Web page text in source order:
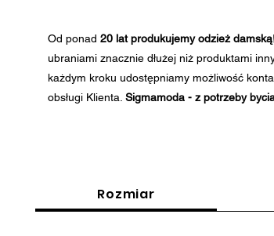
Od ponad 20 lat produkujemy odzież damską
ubraniami znacznie dłużej niż produktami
każdym kroku udostępniamy możliwość
obsługi Klienta. Sigmamoda - z potrzeby
Rozmiar